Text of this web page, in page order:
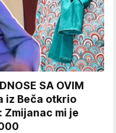
SA OVIM
iz Beča otkrio
mi je